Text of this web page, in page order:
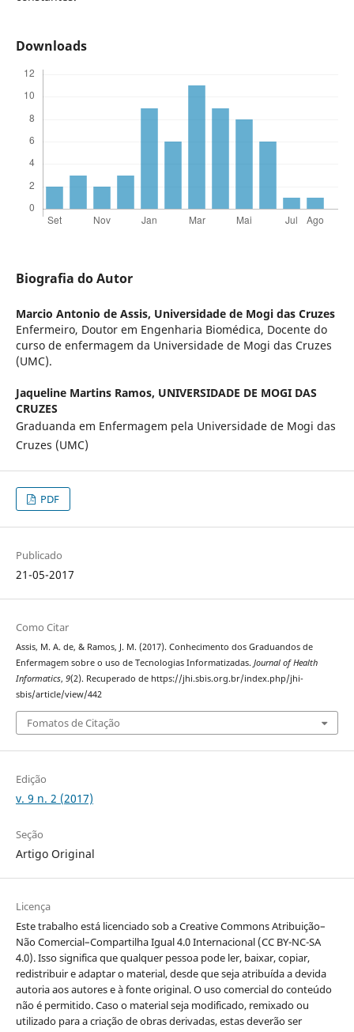
Downloads
Biografia do Autor
Marcio Antonio de Assis, Universidade de Mogi das Cruzes
Enfermeiro, Doutor em Engenharia Biomédica, Docente do
curso de enfermagem da Universidade de Mogi das Cruzes
(UMC).
Jaqueline Martins Ramos, UNIVERSIDADE DE MOGI DAS
CRUZES
Graduanda em Enfermagem pela Universidade de Mogi das
Cruzes (UMC)
PDF
Publicado
21-05-2017
Como Citar
Assis, M. A. de, & Ramos, J. M. (2017). Conhecimento dos Graduandos de
Enfermagem sobre o uso de Tecnologias Informatizadas. Journal of Health
Informatics, 9(2). Recuperado de https://jhi.sbis.org.br/index.php/jhi-
sbis/article/view/442
Fomatos de Citação
Edição
v. 9 n. 2 (2017)
Seção
Artigo Original
Licença
Este trabalho está licenciado sob a Creative Commons Atribuição–
Não Comercial–Compartilha Igual 4.0 Internacional (CC BY-NC-SA
4.0). Isso significa que qualquer pessoa pode ler, baixar, copiar,
redistribuir e adaptar o material, desde que seja atribuída a devida
autoria aos autores e à fonte original. O uso comercial do conteúdo
não é permitido. Caso o material seja modificado, remixado ou
utilizado para a criação de obras derivadas, estas deverão ser